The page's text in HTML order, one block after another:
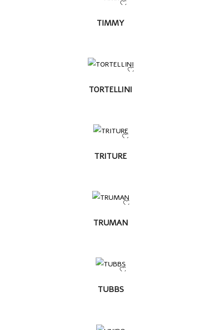
MÁS
TIMMY
LEER MÁS
TORTELLINI
MÁS
TRITURE
LEER MÁS
TRUMAN
MÁS
TUBBS